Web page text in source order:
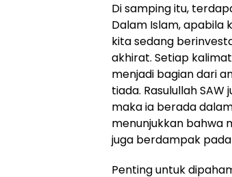
Di samping itu,
Dalam Islam, apabila
kita sedang
akhirat. Setiap
menjadi bagian dari
tiada. Rasulullah
maka ia berada
menunjukkan bahwa
juga berdampak
Penting untuk